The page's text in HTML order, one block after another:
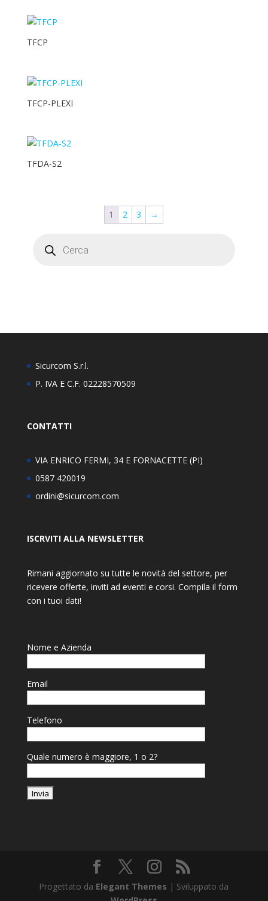
TFCP
TFCP-PLEXI
TFDA-S2
1 2 3
→
search
Sicurcom S.r.l.
P. IVA E C.F. 02228570509
CONTATTI
VIA ENRICO FERMI, 34 E FORNACETTE (PI)
0587 420019
ordini@sicurcom.com
ISCRVITI ALLA NEWSLETTER
Rimani aggiornato su tutte le novità del settore, per
ricevere offerte, inviti ad eventi e corsi. Compila il form
con i tuoi dati!
Nome e Azienda
Email
Telefono
Quale numero è maggiore, 1 o 2?
Progettato da Elegant Themes | Sviluppato da